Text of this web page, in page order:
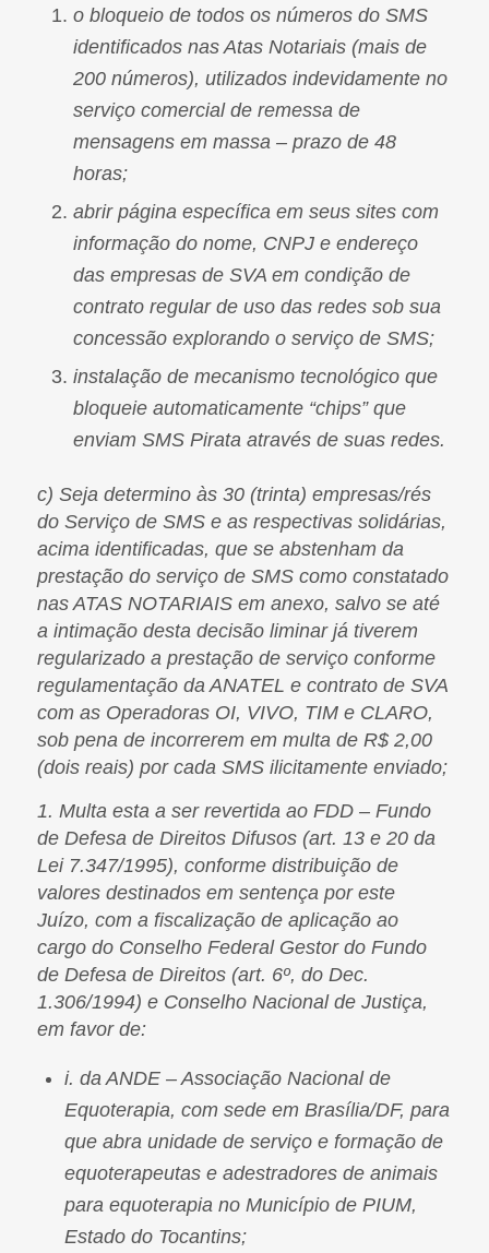
o bloqueio de todos os números do SMS
identificados nas Atas Notariais (mais de
200 números), utilizados indevidamente no
serviço comercial de remessa de
mensagens em massa – prazo de 48
horas;
abrir página específica em seus sites com
informação do nome, CNPJ e endereço
das empresas de SVA em condição de
contrato regular de uso das redes sob sua
concessão explorando o serviço de SMS;
instalação de mecanismo tecnológico que
bloqueie automaticamente “chips” que
enviam SMS Pirata através de suas redes.
c) Seja determino às 30 (trinta) empresas/rés
do Serviço de SMS e as respectivas solidárias,
acima identificadas, que se abstenham da
prestação do serviço de SMS como constatado
nas ATAS NOTARIAIS em anexo, salvo se até
a intimação desta decisão liminar já tiverem
regularizado a prestação de serviço conforme
regulamentação da ANATEL e contrato de SVA
com as Operadoras OI, VIVO, TIM e CLARO,
sob pena de incorrerem em multa de R$ 2,00
(dois reais) por cada SMS ilicitamente enviado;
1. Multa esta a ser revertida ao FDD – Fundo
de Defesa de Direitos Difusos (art. 13 e 20 da
Lei 7.347/1995), conforme distribuição de
valores destinados em sentença por este
Juízo, com a fiscalização de aplicação ao
cargo do Conselho Federal Gestor do Fundo
de Defesa de Direitos (art. 6º, do Dec.
1.306/1994) e Conselho Nacional de Justiça,
em favor de:
i. da ANDE – Associação Nacional de
Equoterapia, com sede em Brasília/DF, para
que abra unidade de serviço e formação de
equoterapeutas e adestradores de animais
para equoterapia no Município de PIUM,
Estado do Tocantins;